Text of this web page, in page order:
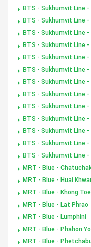
BTS - Sukhumvit Line -
BTS - Sukhumvit Line
BTS - Sukhumvit Line -
BTS - Sukhumvit Line -
BTS - Sukhumvit Line -
BTS - Sukhumvit Line -
BTS - Sukhumvit Line -
BTS - Sukhumvit Line -
BTS - Sukhumvit Line -
BTS - Sukhumvit Line
BTS - Sukhumvit Line -
BTS - Sukhumvit Line -
BTS - Sukhumvit Line -
MRT - Blue -
MRT - Blue - Huai
MRT - Blue - Khong
MRT - Blue - Lat Phrao
MRT - Blue - Lumphini
MRT - Blue - Phahon
MRT - Blue -